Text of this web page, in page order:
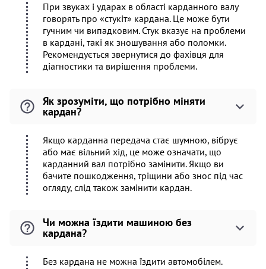
При звуках і ударах в області карданного валу
говорять про «стукіт» кардана. Це може бути
гучним чи випадковим. Стук вказує на проблеми
в кардані, такі як зношування або поломки.
Рекомендується звернутися до фахівця для
діагностики та вирішення проблеми.
Як зрозуміти, що потрібно міняти
кардан?
Якщо карданна передача стає шумною, вібрує
або має вільний хід, це може означати, що
карданний вал потрібно замінити. Якщо ви
бачите пошкодження, тріщини або знос під час
огляду, слід також замінити кардан.
Чи можна їздити машиною без
кардана?
Без кардана не можна їздити автомобілем.